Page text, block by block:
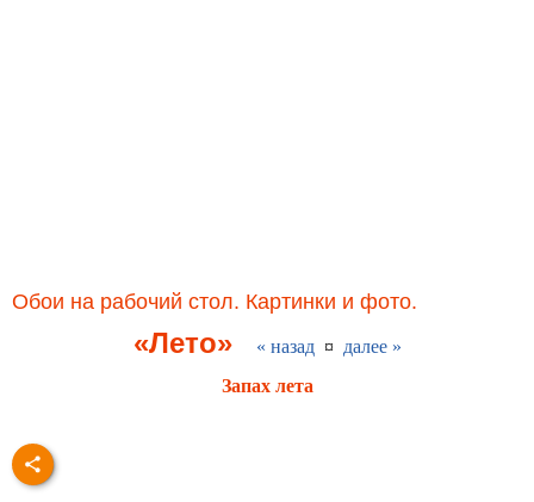
Обои на рабочий стол. Картинки и фото.
«Лето» « назад¤ далее »
Запах лета